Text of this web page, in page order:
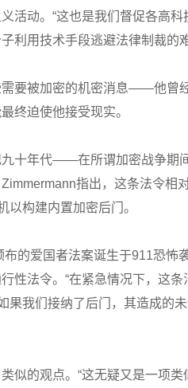
动。“这也是我们督促各高科
利用技术手段逃避法律制裁的
要被加密的机密消息——他曾
终迫使他接受现实。
十年代——在所谓加密战争期
指出，这条法令相
以构建内置加密后门。
的爱国者法案诞生于911恐怖
性法令。“在紧急情况下，这
果我们接纳了后门，其造成的
似的观点。“这无疑又是一项